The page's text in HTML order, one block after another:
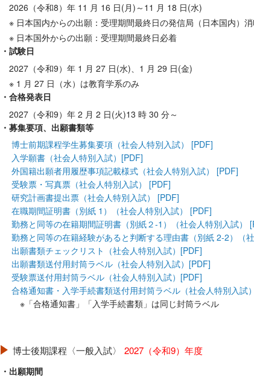
2026（令和8）年 11 月 16 日(月)～11 月 18 日(水)
※ 日本国内からの出願：受理期間最終日の発信局（日本国内）
※ 日本国外からの出願：受理期間最終日必着
・試験日
2027（令和9）年 1 月 27 日(水)、1 月 29 日(金)
※ 1 月 27 日（水）は教育学系のみ
・合格発表日
2027（令和9）年 2 月 2 日(火)13 時 30 分～
・募集要項、出願書類等
博士前期課程学生募集要項（社会人特別入試） [PDF]
入学願書（社会人特別入試）[PDF]
外国籍出願者用履歴事項記載様式（社会人特別入試） [PDF]
受験票・写真票（社会人特別入試） [PDF]
研究計画書提出票（社会人特別入試） [PDF]
在職期間証明書（別紙 1）（社会人特別入試） [PDF]
勤務と同等の在籍期間証明書（別紙２-1）（社会人特別入試）
勤務と同等の在籍経験があると判断する理由書（別紙 2-2）（
出願書類チェックリスト（社会人特別入試）[PDF]
出願書類送付用封筒ラベル（社会人特別入試）[PDF]
受験票送付用封筒ラベル（社会人特別入試）[PDF]
合格通知書・入学手続書類送付用封筒ラベル（社会人特別入試
※「合格通知書」「入学手続書類」は同じ封筒ラベル
博士後期課程〈一般入試〉 2027（令和9）年度
・出願期間